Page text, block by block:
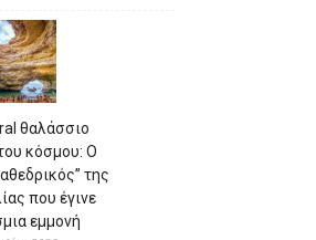
θαλάσσιο
κόσμου: Ο
της
που έγινε
εμμονή